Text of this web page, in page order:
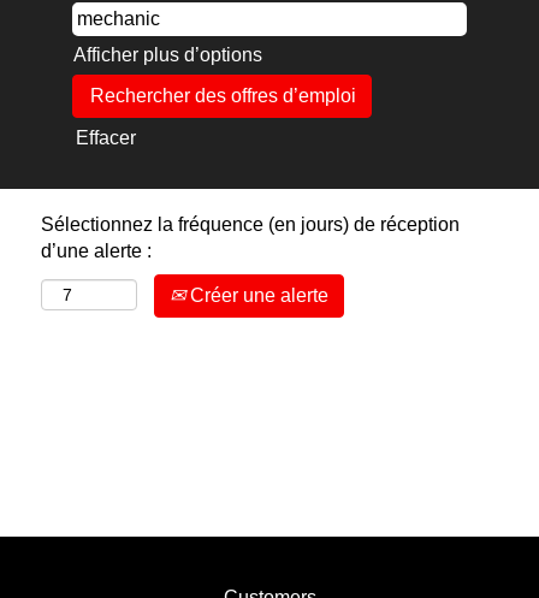
Afficher plus d’options
Effacer
Sélectionnez la fréquence (en jours) de réception
d’une alerte :
Créer une alerte